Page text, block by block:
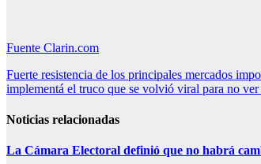
Fuente Clarin.com
Navegación
de
entradas
Fuerte resistencia de los principales mercados
implementá el truco que se volvió viral para no
Noticias relacionadas
La Cámara Electoral definió que no habrá